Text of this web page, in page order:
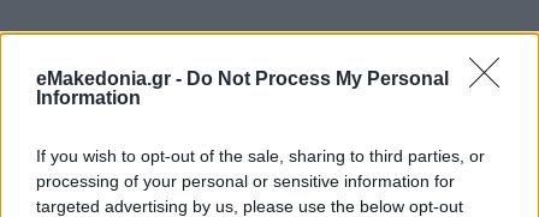
eMakedonia.gr - Do Not Process My Personal
Information
If you wish to opt-out of the sale, sharing to third parties, or
processing of your personal or sensitive information for
targeted advertising by us, please use the below opt-out